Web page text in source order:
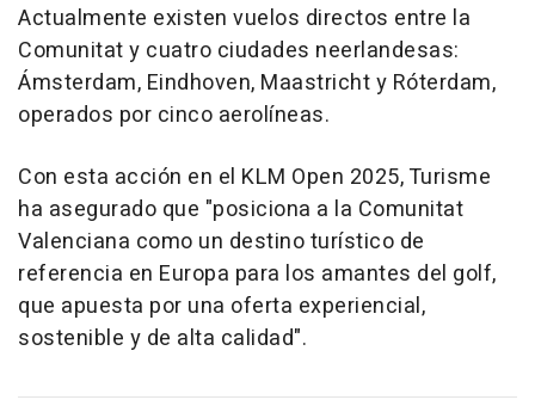
Actualmente existen vuelos directos entre la
Comunitat y cuatro ciudades neerlandesas:
Ámsterdam, Eindhoven, Maastricht y Róterdam,
operados por cinco aerolíneas.
Con esta acción en el KLM Open 2025, Turisme
ha asegurado que "posiciona a la Comunitat
Valenciana como un destino turístico de
referencia en Europa para los amantes del golf,
que apuesta por una oferta experiencial,
sostenible y de alta calidad".